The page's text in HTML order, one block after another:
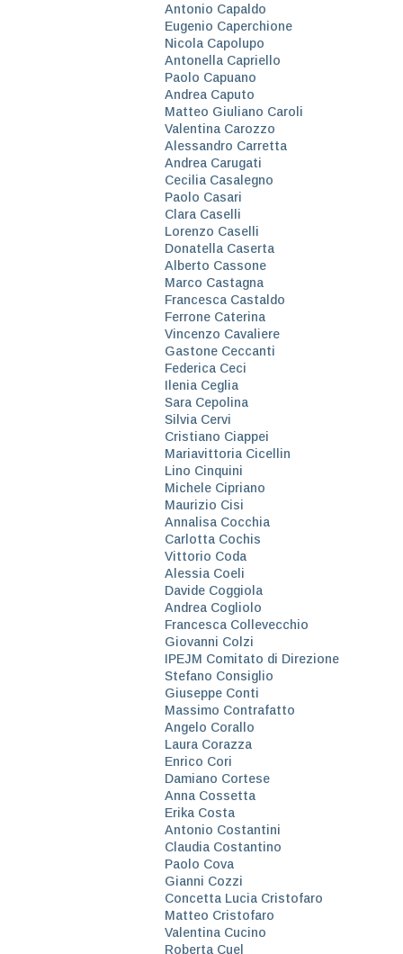
Antonio Capaldo
Eugenio Caperchione
Nicola Capolupo
Antonella Capriello
Paolo Capuano
Andrea Caputo
Matteo Giuliano Caroli
Valentina Carozzo
Alessandro Carretta
Andrea Carugati
Cecilia Casalegno
Paolo Casari
Clara Caselli
Lorenzo Caselli
Donatella Caserta
Alberto Cassone
Marco Castagna
Francesca Castaldo
Ferrone Caterina
Vincenzo Cavaliere
Gastone Ceccanti
Federica Ceci
Ilenia Ceglia
Sara Cepolina
Silvia Cervi
Cristiano Ciappei
Mariavittoria Cicellin
Lino Cinquini
Michele Cipriano
Maurizio Cisi
Annalisa Cocchia
Carlotta Cochis
Vittorio Coda
Alessia Coeli
Davide Coggiola
Andrea Cogliolo
Francesca Collevecchio
Giovanni Colzi
IPEJM Comitato di Direzione
Stefano Consiglio
Giuseppe Conti
Massimo Contrafatto
Angelo Corallo
Laura Corazza
Enrico Cori
Damiano Cortese
Anna Cossetta
Erika Costa
Antonio Costantini
Claudia Costantino
Paolo Cova
Gianni Cozzi
Concetta Lucia Cristofaro
Matteo Cristofaro
Valentina Cucino
Roberta Cuel